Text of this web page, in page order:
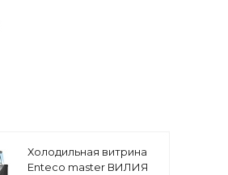
Холодильная витрина
Enteco master ВИЛИЯ